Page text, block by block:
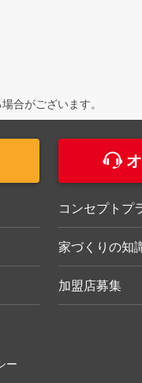
合がございます。
コンセプトプ
家づくりの知
加盟店募集
ー